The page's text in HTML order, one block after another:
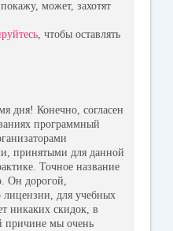
может, захотят
, чтобы оставлять
дня! Конечно, согласен
программный
принятыми для данной
Точное название
Oн дорогой,
лицензии, для учебных
никаких скидок, в
причине мы очень